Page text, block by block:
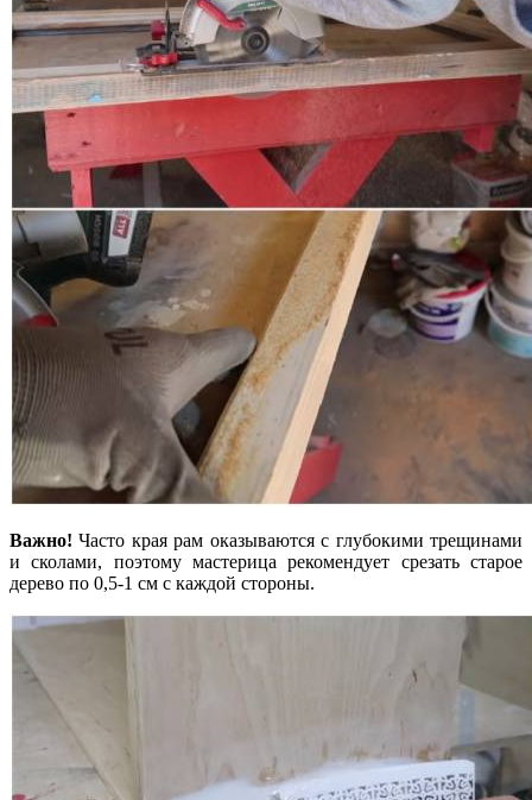
Важно! Часто края рам оказываются с глубокими трещинами
и сколами, поэтому мастерица рекомендует срезать старое
дерево по 0,5-1 см с каждой стороны.